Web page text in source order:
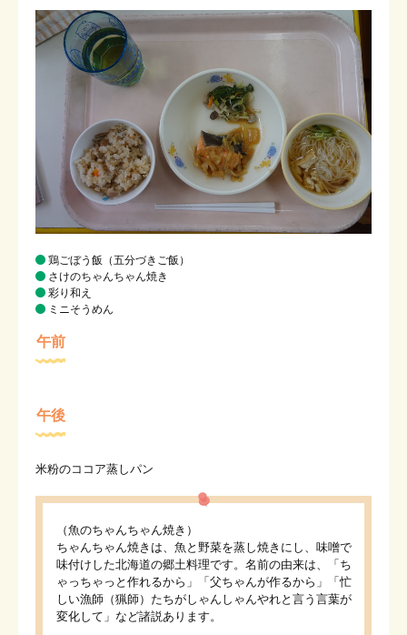
鶏ごぼう飯（五分づきご飯）
さけのちゃんちゃん焼き
彩り和え
ミニそうめん
午前
午後
米粉のココア蒸しパン
（魚のちゃんちゃん焼き）
ちゃんちゃん焼きは、魚と野菜を蒸し焼きにし、味噌で
味付けした北海道の郷土料理です。名前の由来は、「ち
ゃっちゃっと作れるから」「父ちゃんが作るから」「忙
しい漁師（猟師）たちがしゃんしゃんやれと言う言葉が
変化して」など諸説あります。